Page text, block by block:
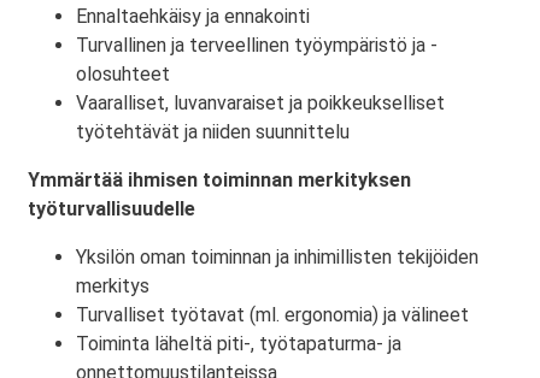
Ennaltaehkäisy ja ennakointi
Turvallinen ja terveellinen työympäristö ja -
olosuhteet
Vaaralliset, luvanvaraiset ja poikkeukselliset
työtehtävät ja niiden suunnittelu
Ymmärtää ihmisen toiminnan merkityksen
työturvallisuudelle
Yksilön oman toiminnan ja inhimillisten tekijöiden
merkitys
Turvalliset työtavat (ml. ergonomia) ja välineet
Toiminta läheltä piti-, työtapaturma- ja
onnettomuustilanteissa